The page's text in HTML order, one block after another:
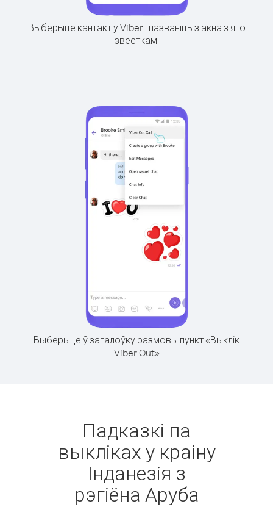
Выберыце кантакт у Viber і пазваніць з акна з яго
звесткамі
Выберыце ў загалоўку размовы пункт «Выклік
Viber Out»
Падказкі па
выкліках у краіну
Інданезія з
рэгіёна Аруба